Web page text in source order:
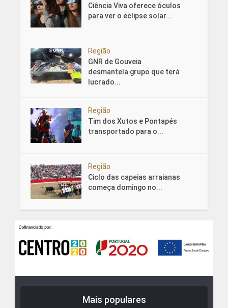
Ciência Viva oferece óculos
para ver o eclipse solar...
Região
GNR de Gouveia
desmantela grupo que terá
lucrado...
Região
Tim dos Xutos e Pontapés
transportado para o...
Região
Ciclo das capeias arraianas
começa domingo no...
Mais populares